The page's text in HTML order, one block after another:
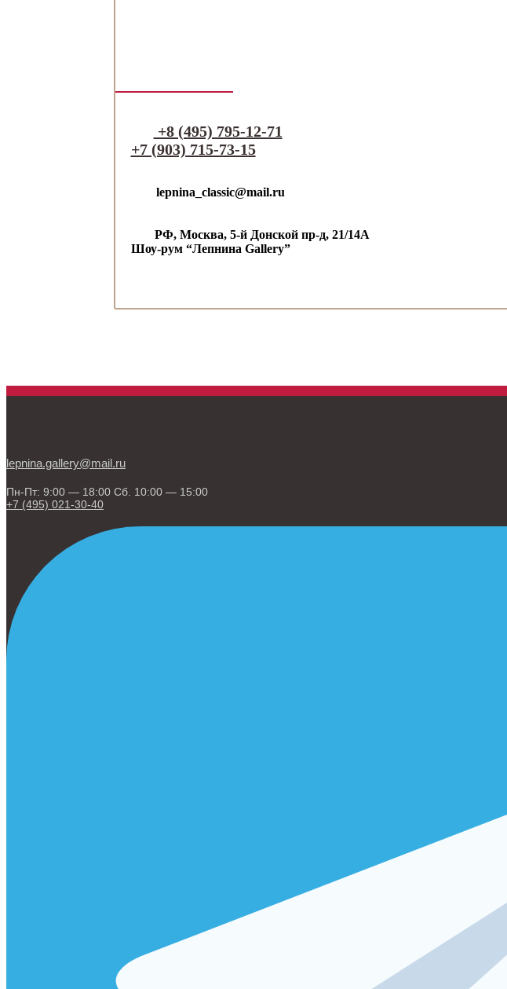
+8 (495) 795-12-71
+7 (903) 715-73-15
lepnina_classic@mail.ru
РФ, Москва, 5-й Донской пр-д, 21/14А
Шоу-рум “Лепнина Gallery”
lepnina.gallery@mail.ru
Пн-Пт: 9:00 — 18:00 Сб. 10:00 — 15:00
+7 (495) 021-30-40